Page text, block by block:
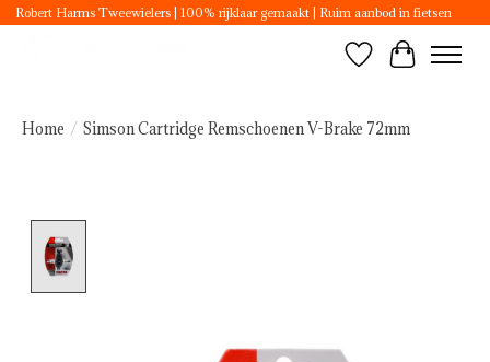
Robert Harms Tweewielers | 100% rijklaar gemaakt | Ruim aanbod in fietsen
Verlanglijst
Home / Simson Cartridge Remschoenen V-Brake 72mm